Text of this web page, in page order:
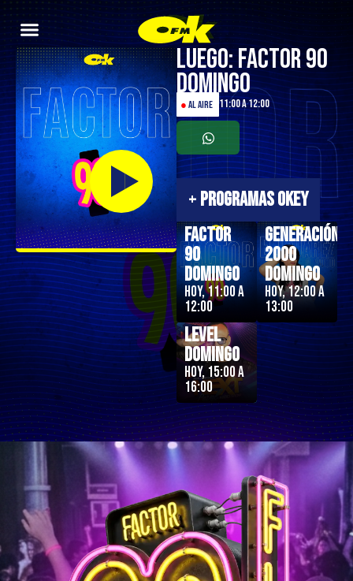
Luego: Factor 90
Domingo
●AL AIRE 11:00 a 12:00
+PROGRAMAS OKEY
Factor
90
Domingo
Hoy, 11:00 a
12:00
Generación
2000
Domingo
Hoy, 12:00 a
13:00
Next
Level
Domingo
Hoy, 15:00 a
16:00